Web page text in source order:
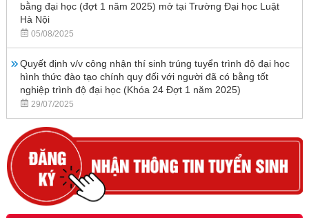
bằng đại học (đợt 1 năm 2025) mở tại Trường Đại học Luật
Hà Nội
05/08/2025
Quyết định v/v công nhận thí sinh trúng tuyển trình độ đại học
hình thức đào tạo chính quy đối với người đã có bằng tốt
nghiệp trình độ đại học (Khóa 24 Đợt 1 năm 2025)
29/07/2025